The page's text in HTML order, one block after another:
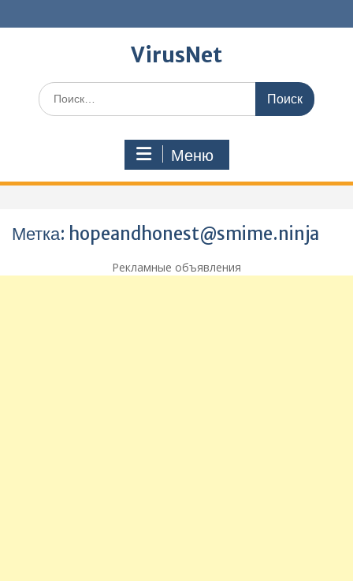
к
VirusNet
Поиск
по:
Меню
Метка: hopeandhonest@smime.ninja
Рекламные объявления